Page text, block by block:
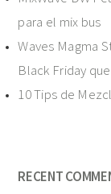
para el mix bus
Waves Magma
Black Friday
10 Tips de
RECENT